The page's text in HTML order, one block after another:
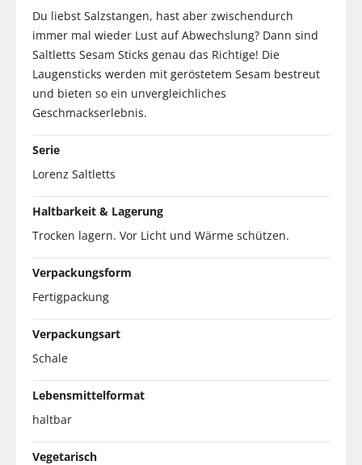
Du liebst Salzstangen, hast aber zwischendurch
immer mal wieder Lust auf Abwechslung? Dann sind
Saltletts Sesam Sticks genau das Richtige! Die
Laugensticks werden mit geröstetem Sesam bestreut
und bieten so ein unvergleichliches
Geschmackserlebnis.
Serie
Lorenz Saltletts
Haltbarkeit & Lagerung
Trocken lagern. Vor Licht und Wärme schützen.
Verpackungsform
Fertigpackung
Verpackungsart
Schale
Lebensmittelformat
haltbar
Vegetarisch